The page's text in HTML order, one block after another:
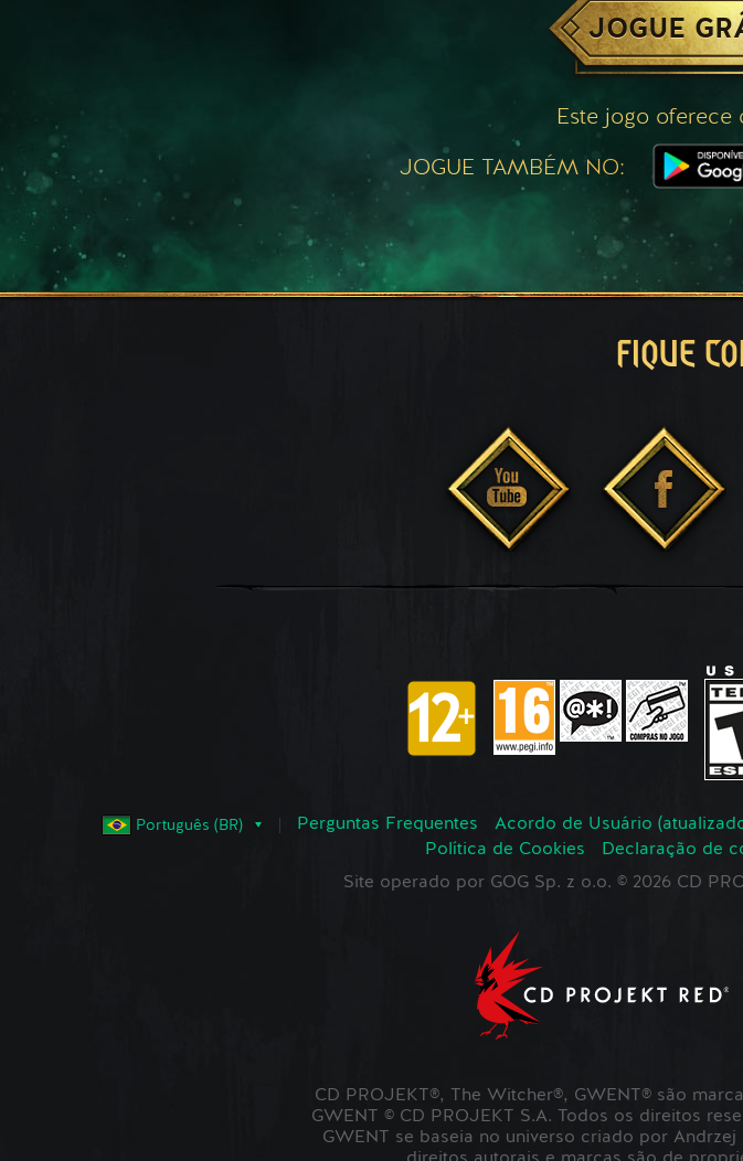
JOGUE
Este jogo
JOGUE TAMBÉM NO:
FIQUE
Português (BR) Perguntas Frequentes Acordo de Usuário
Política de Cookies
Declaração de
Site operado por GOG Sp. z o.o. © 2026 CD
CD PROJEKT®, The Witcher®, GWENT® são
GWENT © CD PROJEKT S.A. Todos os direitos
GWENT se baseia no universo criado por